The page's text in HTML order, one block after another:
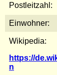
Postleitzahl:
Einwohner:
Wikipedia:
https://
n